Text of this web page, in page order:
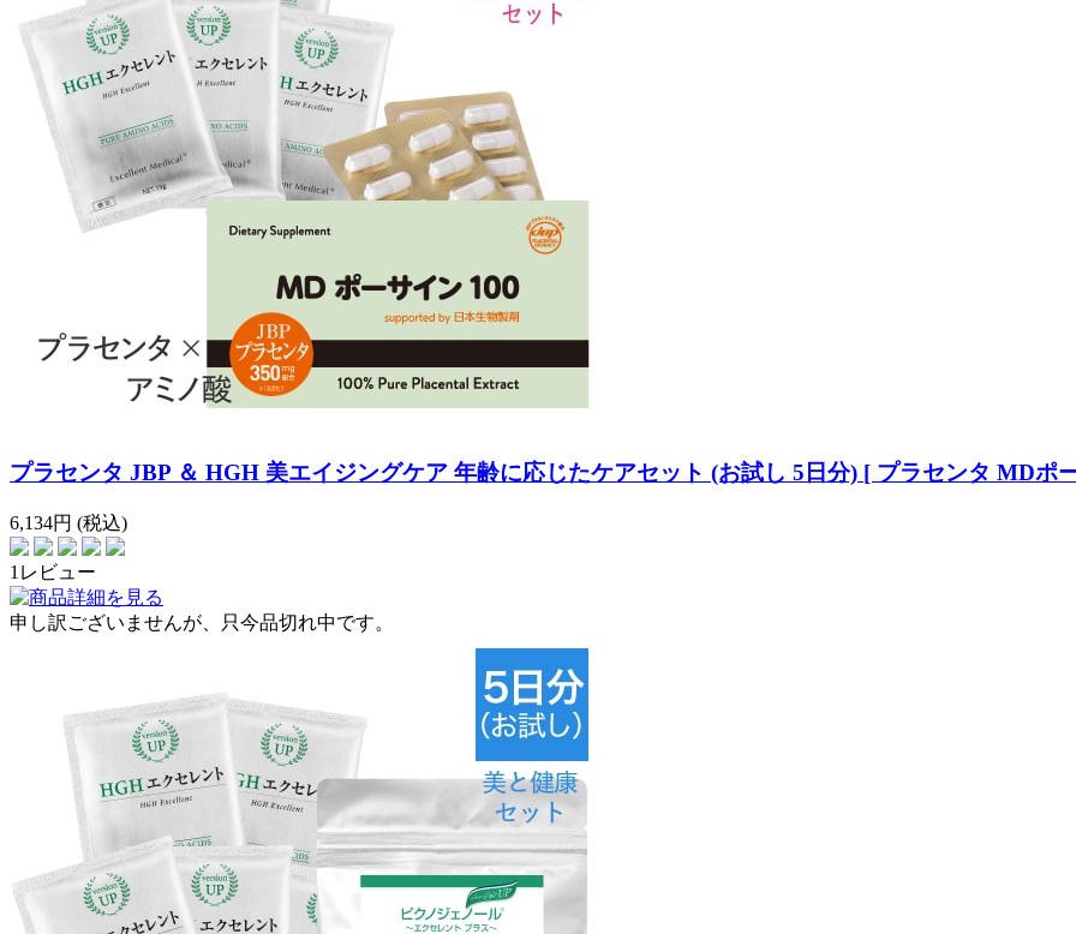
プラセンタ JBP ＆ HGH 美エイジングケア 年齢に応じたケアセット (お試し 5日分) [ プラセンタ MDポ
6,134円 (税込)
1レビュー
申し訳ございませんが、只今品切れ中です。